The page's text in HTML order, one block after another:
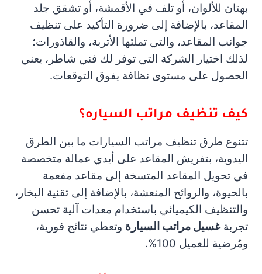
بهتان للألوان، أو تلف في الأقمشة، أو تشقق جلد
المقاعد، بالإضافة إلى ضرورة التأكيد على تنظيف
جوانب المقاعد، والتي تملئها الأتربة، والقاذورات؛
لذلك اختيار الشركة التي توفر لك فني شاطر، يعني
الحصول على مستوى نظافة يفوق التوقعات.
كيف تنظيف مراتب السياره؟
تتنوع طرق تنظيف مراتب السيارات ما بين الطرق
اليدوية، بتفريش المقاعد على أيدي عمالة متخصصة
في تحويل المقاعد المتسخة إلى مقاعد مفعمة
بالحيوة، والروائح المنعشة، بالإضافة إلى تقنية البخار،
والتنظيف الكيميائي باستخدام معدات آلية تحسن
تجربةغسيل مراتب السيارة وتعطي نتائج فورية،
ومُرضية للعميل 100%.